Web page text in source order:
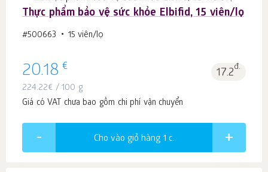
Thực phẩm bảo vệ sức khỏe Elbifid, 15 viên/lọ
#500663 15 viên/lọ
20.18 € 17.2đ.
224.22€ / 100 g
Giá có VAT chưa bao gồm chi phí vận chuyển
Cho vào giỏ hàng 1 c.